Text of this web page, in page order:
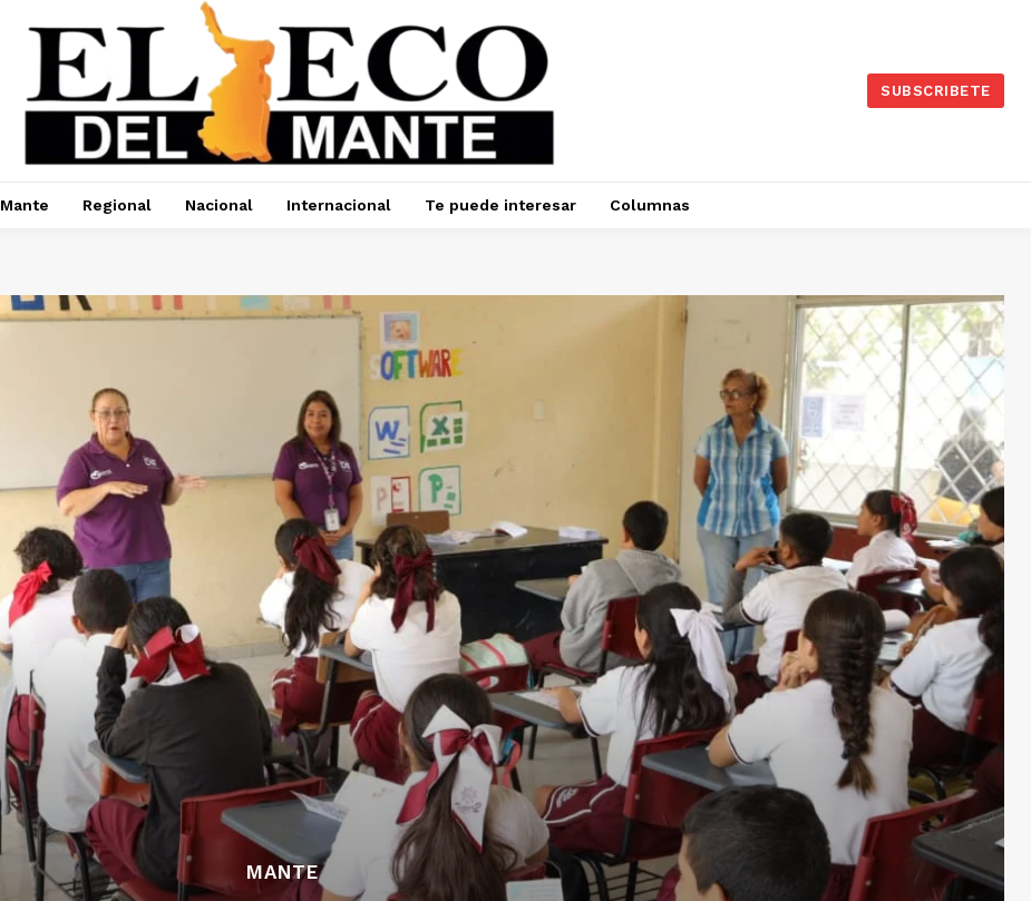
SUBSCRIBETE
Mante Regional Nacional Internacional Te puede interesar Columnas
MANTE